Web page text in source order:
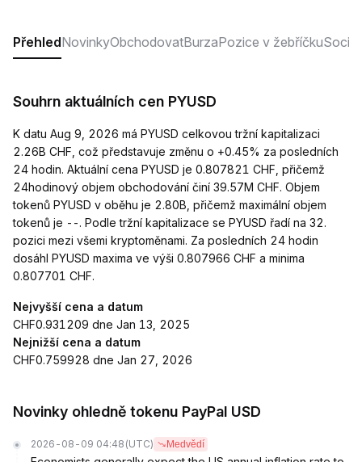
PřehledNovinkyObchodovatBurzaPozice v žebříčku
Souhrn aktuálních cen PYUSD
K datu Aug 9, 2026 má PYUSD celkovou tržní kapitalizaci
2.26B CHF, což představuje změnu o +0.45% za posledních
24 hodin. Aktuální cena PYUSD je 0.807821 CHF, přičemž
24hodinový objem obchodování činí 39.57M CHF. Objem
tokenů PYUSD v oběhu je 2.80B, přičemž maximální objem
tokenů je --. Podle tržní kapitalizace se PYUSD řadí na 32.
pozici mezi všemi kryptoměnami. Za posledních 24 hodin
dosáhl PYUSD maxima ve výši 0.807966 CHF a minima
0.807701 CHF.
Nejvyšší cena a datum
CHF0.931209 dne Jan 13, 2025
Nejnižší cena a datum
CHF0.759928 dne Jan 27, 2026
Novinky ohledně tokenu PayPal USD
2026-08-09 04:48 (UTC) Medvědí